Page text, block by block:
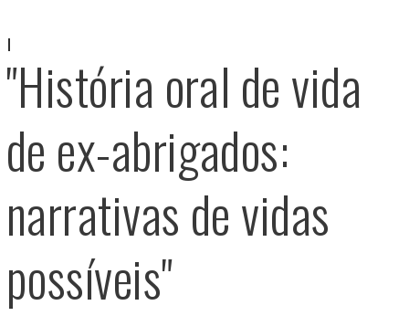
"História oral de vida
de ex-abrigados:
narrativas de vidas
possíveis"